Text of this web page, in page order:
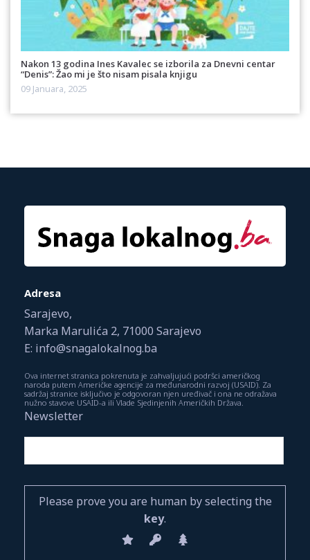
Nakon 13 godina Ines Kavalec se izborila za Dnevni centar
“Denis”: Žao mi je što nisam pisala knjigu
09 Januara, 2025
Adresa
Sarajevo,
Marka Marulića 2, 71000 Sarajevo
E: info@snagalokalnog.ba
Ova internet stranica pokrenuta je zahvaljujući podršci američkog
naroda putem Američke agencije za međunarodni razvoj (USAID). Za
sadržaj stranice isključivo je odgovoran njen uređivač i ona ne odražava
nužno stavove USAID-a ili Vlade Sjedinjenih Američkih Država.
Newsletter
Please prove you are human by selecting the
key.